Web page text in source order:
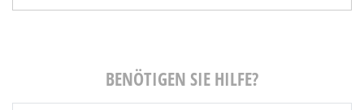
BENÖTIGEN SIE HILFE?